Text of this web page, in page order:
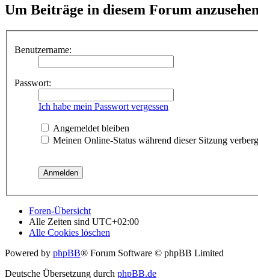
Um Beiträge in diesem Forum
Benutzername:
Passwort:
Ich habe mein Passwort vergessen
Angemeldet bleiben
Meinen Online-Status während dieser Sitzung
Foren-Übersicht
Alle Zeiten sind UTC+02:00
Alle Cookies löschen
Powered by phpBB® Forum Software © phpBB Limited
Deutsche Übersetzung durch phpBB.de